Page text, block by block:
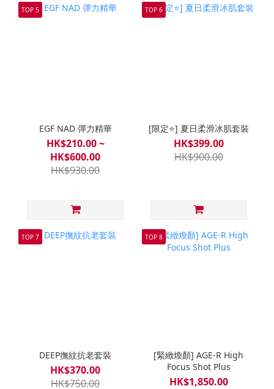
TOP 5
EGF NAD 彈力精華
HK$210.00 ~
HK$600.00
HK$930.00
TOP 6
[限定⭐] 夏日柔滑冰肌套裝
HK$399.00
HK$900.00
TOP 7
DEEP撫紋抗老套裝
HK$370.00
HK$750.00
TOP 8
[緊緻煥顏] AGE-R High
Focus Shot Plus
HK$1,850.00